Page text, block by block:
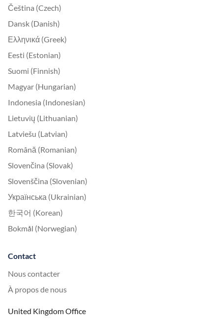
Čeština (Czech)
Dansk (Danish)
Ελληνικά (Greek)
Eesti (Estonian)
Suomi (Finnish)
Magyar (Hungarian)
Indonesia (Indonesian)
Lietuvių (Lithuanian)
Latviešu (Latvian)
Română (Romanian)
Slovenčina (Slovak)
Slovenščina (Slovenian)
Українська (Ukrainian)
한국어 (Korean)
Bokmål (Norwegian)
Contact
Nous contacter
À propos de nous
United Kingdom Office